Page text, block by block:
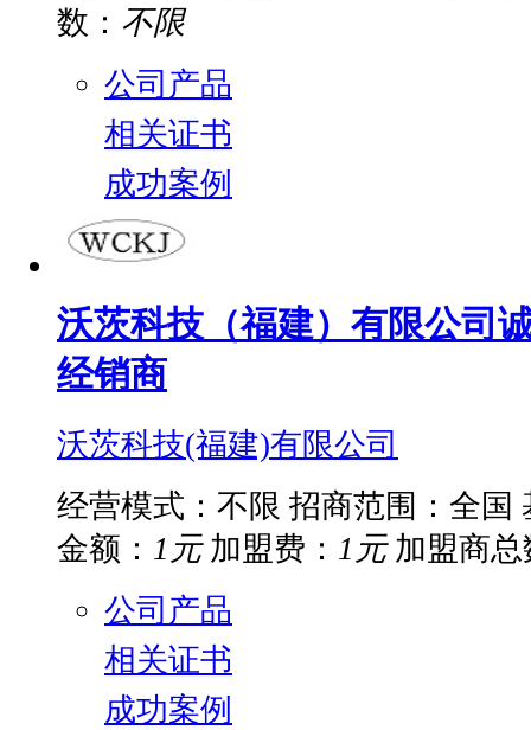
数： 不限
公司产品
相关证书
成功案例
沃茨科技（福建）有限公司
经销商
沃茨科技(福建)有限公司
经营模式：不限 招商范围：全国
金额： 1元 加盟费： 1元 加盟商总
公司产品
相关证书
成功案例